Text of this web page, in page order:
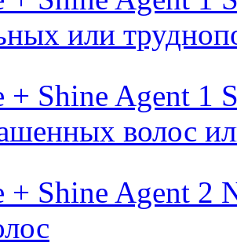
или
+ Shine Agent 1
волос
+ Shine Agent 2